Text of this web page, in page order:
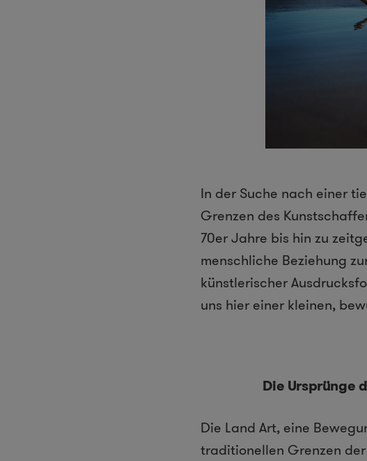
In der Suche nach einer
Grenzen des
70er Jahre bis hin zu
menschliche Beziehung
künstlerischer
uns hier einer kleinen,
Die Ursprünge
Die Land Art, eine
traditionellen Grenzen